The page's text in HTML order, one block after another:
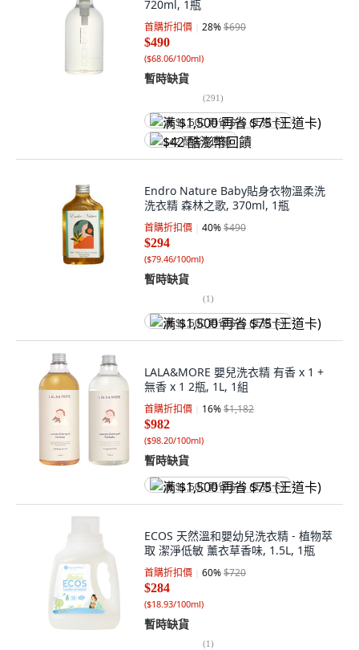
720ml, 1瓶
首購折扣價 28%$690
$490
($68.06/100ml)
暫時缺貨
(291)
满 $1,500 再省 $75 (王道卡)
$42 酷澎幣回饋
Endro Nature Baby貼身衣物溫柔洗
洗衣精 森林之歌, 370ml, 1瓶
首購折扣價 40%$490
$294
($79.46/100ml)
暫時缺貨
(1)
满 $1,500 再省 $75 (王道卡)
LALA&MORE 嬰兒洗衣精 有香 x 1 +
無香 x 1 2瓶, 1L, 1組
首購折扣價 16%$1,182
$982
($98.20/100ml)
暫時缺貨
满 $1,500 再省 $75 (王道卡)
ECOS 天然溫和嬰幼兒洗衣精 - 植物萃
取 潔淨低敏 薰衣草香味, 1.5L, 1瓶
首購折扣價 60%$720
$284
($18.93/100ml)
暫時缺貨
(1)